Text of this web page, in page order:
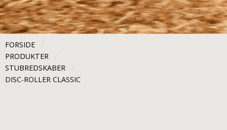
FORSIDE
PRODUKTER
STUBREDSKABER
CURRENT:
DISC-ROLLER CLASSIC